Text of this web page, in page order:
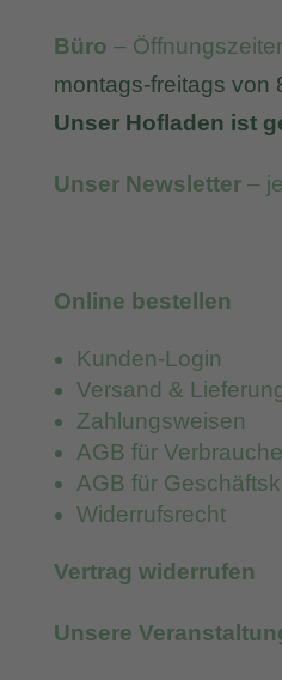
Büro –
montags-freitags von
Unser Hofladen ist
Unser Newsletter–
Online bestellen
Kunden-Login
Versand &
Zahlungsweisen
AGB für
AGB für
Widerrufsrecht
Vertrag widerrufen
Unsere